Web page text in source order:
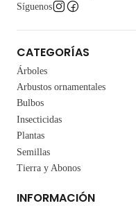
Síguenos
CATEGORÍAS
Árboles
Arbustos ornamentales
Bulbos
Insecticidas
Plantas
Semillas
Tierra y Abonos
INFORMACIÓN